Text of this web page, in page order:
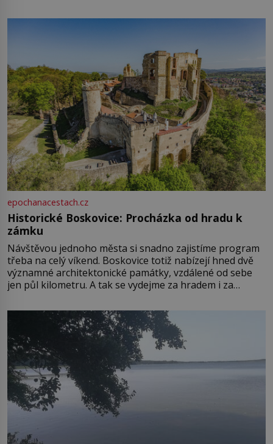
epochanacestach.cz
Historické Boskovice: Procházka od hradu k
zámku
Návštěvou jednoho města si snadno zajistíme program
třeba na celý víkend. Boskovice totiž nabízejí hned dvě
významné architektonické památky, vzdálené od sebe
jen půl kilometru. A tak se vydejme za hradem i za
Boskovice na okraji Drahanské vrchoviny vznikla někdy
ve13. století, a už v roce 1313 kronikáři zaznamenali